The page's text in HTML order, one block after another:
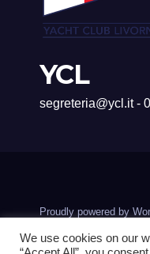
YCL
segreteria@ycl.it -
Proudly powered by
We use cookies on our